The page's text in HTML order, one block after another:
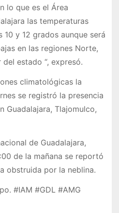
lo que es el Área
las temperaturas
10 y 12 grados aunque será
en las regiones Norte,
estado “, expresó.
climatológicas la
se registró la presencia
Guadalajara, Tlajomulco,
de Guadalajara,
de la mañana se reportó
obstruida por la neblina.
#IAM #GDL #AMG